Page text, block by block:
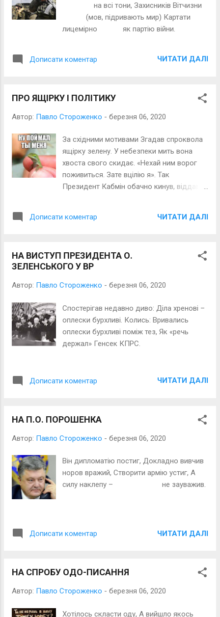
на всі тони, Захисників Вітчизни
(мов, підривають мир) Картати
лицемірно як партію війни.
Дописати коментар ЧИТАТИ ДАЛІ
ПРО ЯЩІРКУ І ПОЛІТИКУ
Автор: Павло Стороженко - березня 06, 2020
За східними мотивами Згадав спроквола
ящірку зелену. У небезпеки мить вона
хвоста свого скидає. «Нехай ним ворог
поживиться. Зате вцілію я». Так
Президент Кабмін обачно кинув, віддав
для подвигів нових і вдячності нащадків.
Дописати коментар ЧИТАТИ ДАЛІ
НА ВИСТУП ПРЕЗИДЕНТА О.
ЗЕЛЕНСЬКОГО У ВР
Автор: Павло Стороженко - березня 06, 2020
Спостерігав недавно диво: Діла хренові –
оплески бурхливі. Колись: Вривались
оплески бурхливі поміж тез, Як «речь
держал» Генсек КПРС.
Дописати коментар ЧИТАТИ ДАЛІ
НА П.О. ПОРОШЕНКА
Автор: Павло Стороженко - березня 06, 2020
Він дипломатію постиг, Докладно вивчив
норов вражий, Створити армію устиг, А
силу наклепу – не зауважив.
Дописати коментар ЧИТАТИ ДАЛІ
НА СПРОБУ ОДО-ПИСАННЯ
Автор: Павло Стороженко - березня 06, 2020
Хотілось скласти оду, А вийшло якось